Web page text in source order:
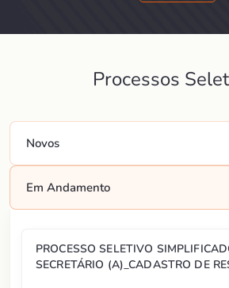
Processos
Novos
Em Andamento
PROCESSO SELETIVO
SECRETÁRIO (A)_CADASTRO DE